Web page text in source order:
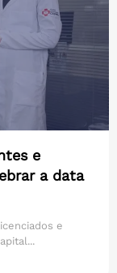
e
a data
e